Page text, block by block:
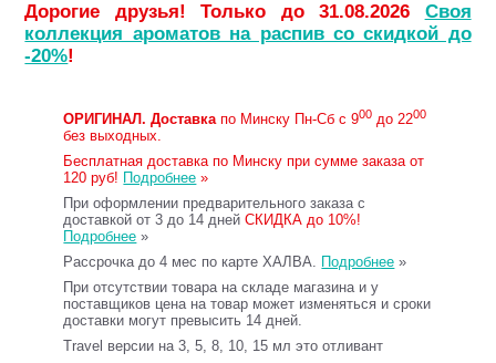
Дорогие друзья! Только до 31.08.2026 Своя
коллекция ароматов на распив со скидкой до
-20%!
ОРИГИНАЛ. Доставкапо Минску Пн-Сб с 900 до 2200
без выходных.
Бесплатная доставка по Минску при сумме заказа от
120 руб! Подробнее »
При оформлении предварительного заказа с
доставкой от 3 до 14 днейСКИДКА до 10%!
Подробнее »
Рассрочка до 4 мес по карте ХАЛВА. Подробнее »
При отсутствии товара на складе магазина и у
поставщиков цена на товар может изменяться и сроки
доставки могут превысить 14 дней.
Travel версии на 3, 5, 8, 10, 15 мл это отливант